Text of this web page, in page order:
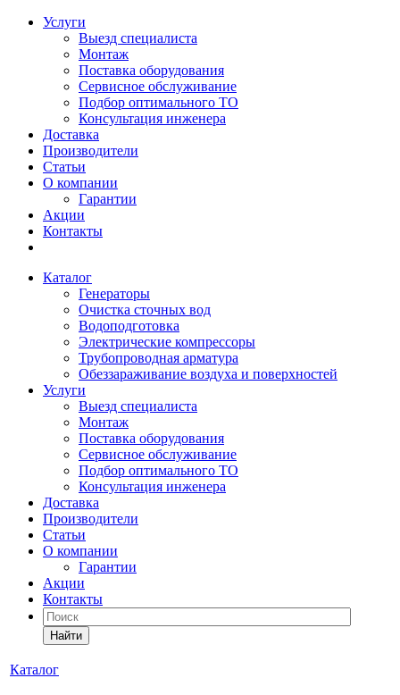
Услуги
Выезд специалиста
Монтаж
Поставка оборудования
Сервисное обслуживание
Подбор оптимального ТО
Консультация инженера
Доставка
Производители
Статьи
О компании
Гарантии
Акции
Контакты
Каталог
Генераторы
Очистка сточных вод
Водоподготовка
Электрические компрессоры
Трубопроводная арматура
Обеззараживание воздуха и поверхностей
Услуги
Выезд специалиста
Монтаж
Поставка оборудования
Сервисное обслуживание
Подбор оптимального ТО
Консультация инженера
Доставка
Производители
Статьи
О компании
Гарантии
Акции
Контакты
Найти
Каталог